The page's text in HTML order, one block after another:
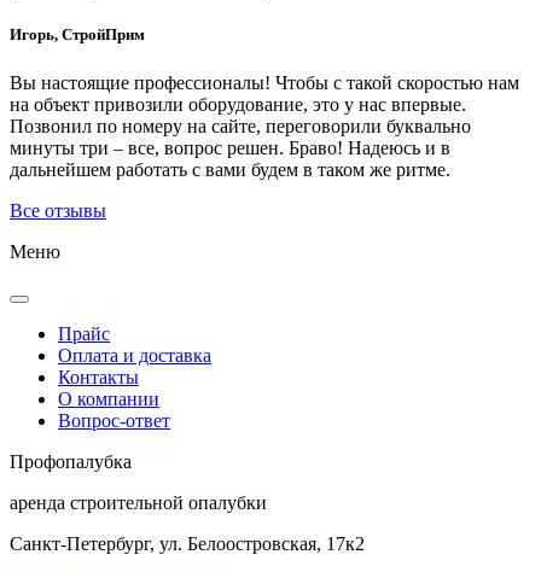
Игорь, СтройПрим
Вы настоящие профессионалы! Чтобы с такой скоростью нам
на объект привозили оборудование, это у нас впервые.
Позвонил по номеру на сайте, переговорили буквально
минуты три – все, вопрос решен. Браво! Надеюсь и в
дальнейшем работать с вами будем в таком же ритме.
Все отзывы
Меню
Прайс
Оплата и доставка
Контакты
О компании
Вопрос-ответ
Профопалубка
аренда строительной опалубки
Санкт-Петербург, ул. Белоостровская, 17к2